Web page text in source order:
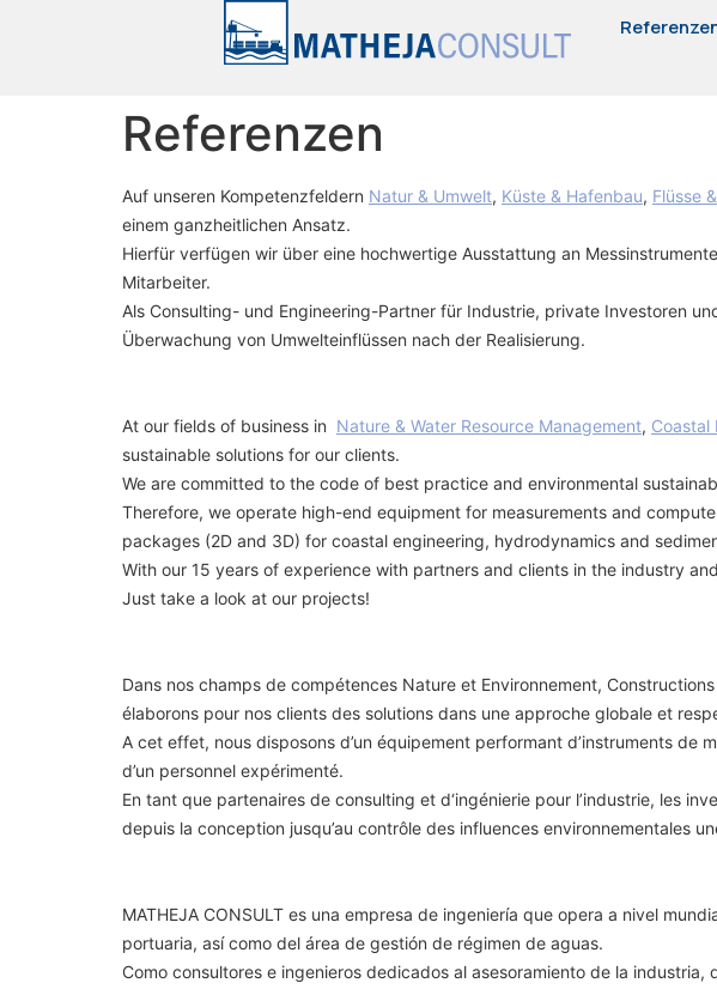
Referenzen
Auf unseren Kompetenzfeldern Natur & Umwelt, Küste & Hafenbau, Flüsse
einem ganzheitlichen Ansatz.
Hierfür verfügen wir über eine hochwertige Ausstattung an
Mitarbeiter.
Als Consulting- und Engineering-Partner für Industrie, private Investoren
Überwachung von Umwelteinflüssen nach der Realisierung.
At our fields of business in Nature & Water Resource Management, Coastal
sustainable solutions for our clients.
We are committed to the code of best practice and environmental
Therefore, we operate high-end equipment for measurements and
packages (2D and 3D) for coastal engineering, hydrodynamics and
With our 15 years of experience with partners and clients in the industry
Just take a look at our projects!
Dans nos champs de compétences Nature et Environnement,
élaborons pour nos clients des solutions dans une approche globale et
A cet effet, nous disposons d’un équipement performant d’instruments de
d’un personnel expérimenté.
En tant que partenaires de consulting et d‘ingénierie pour l’industrie, les
depuis la conception jusqu’au contrôle des influences environnementales
MATHEJA CONSULT es una empresa de ingeniería que opera a nivel
portuaria, así como del área de gestión de régimen de aguas.
Como consultores e ingenieros dedicados al asesoramiento de la